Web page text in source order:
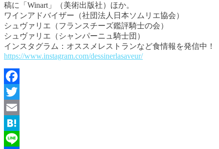
稿に「Winart」（美術出版社）ほか。
ワインアドバイザー（社団法人日本ソムリエ協会）
シュヴァリエ（フランスチーズ鑑評騎士の会）
シュヴァリエ（シャンパーニュ騎士団）
インスタグラム：オススメレストランなど食情報を発信中！
https://www.instagram.com/dessinerlasaveur/
Facebook
Twitter
Email
Hatena